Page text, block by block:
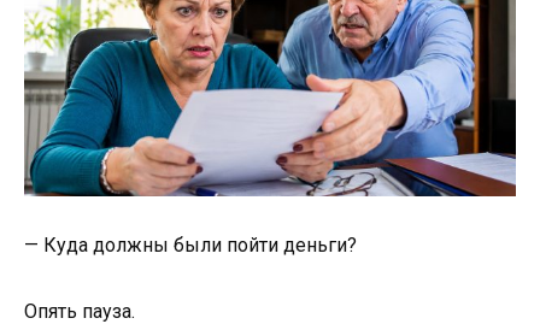
— Куда должны были пойти деньги?
Опять пауза.